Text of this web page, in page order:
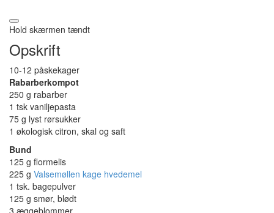
Hold skærmen tændt
Opskrift
10-12 påskekager
Rabarberkompot
250 g rabarber
1 tsk vaniljepasta
75 g lyst rørsukker
1 økologisk citron, skal og saft
Bund
125 g flormelis
225 g Valsemøllen kage hvedemel
1 tsk. bagepulver
125 g smør, blødt
3 æggeblommer